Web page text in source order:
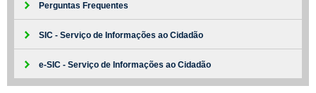
Perguntas Frequentes
SIC - Serviço de Informações ao Cidadão
e-SIC - Serviço de Informações ao Cidadão